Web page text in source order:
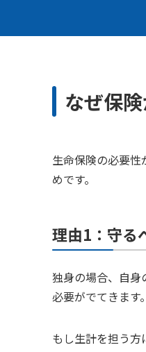
なぜ保
生命保険の必要
めです。
理由1：守る
独身の場合、自身
必要がでてきます。
もし生計を担う